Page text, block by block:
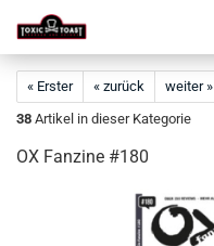
« Erster « zurück weiter »
38 Artikel in dieser Kategorie
OX Fanzine #180